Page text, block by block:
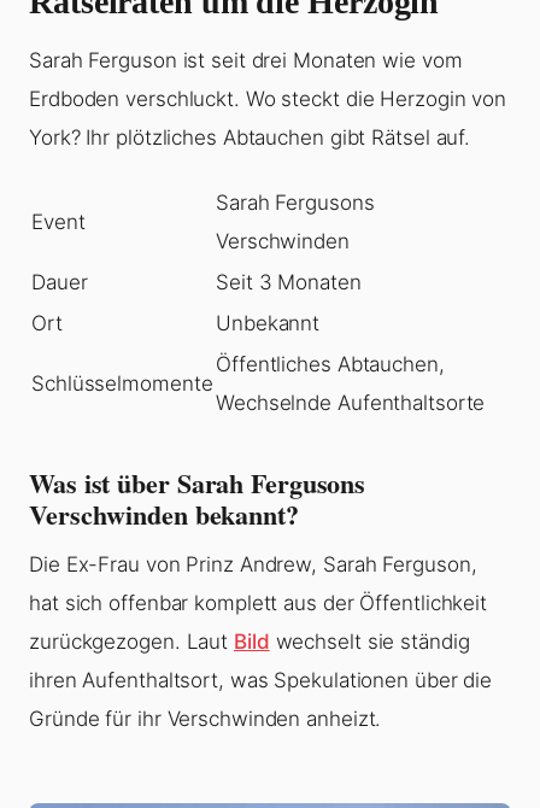
Sarah Ferguson ist seit drei Monaten wie vom
Erdboden verschluckt. Wo steckt die Herzogin von
York? Ihr plötzliches Abtauchen gibt Rätsel auf.
Event
Sarah Fergusons
Verschwinden
Dauer
Seit 3 Monaten
Ort
Unbekannt
Schlüsselmomente
Öffentliches Abtauchen,
Wechselnde Aufenthaltsorte
Was ist über Sarah Fergusons
Verschwinden bekannt?
Die Ex-Frau von Prinz Andrew, Sarah Ferguson,
hat sich offenbar komplett aus der Öffentlichkeit
zurückgezogen. Laut Bild wechselt sie ständig
ihren Aufenthaltsort, was Spekulationen über die
Gründe für ihr Verschwinden anheizt.